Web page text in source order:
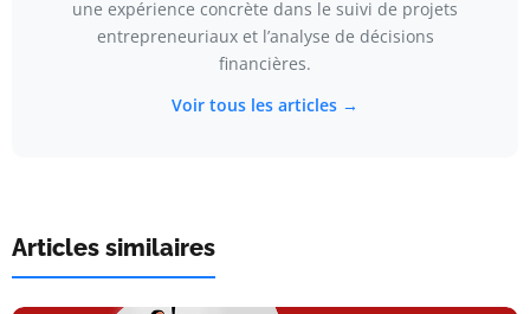
une expérience concrète dans le suivi de projets
entrepreneuriaux et l’analyse de décisions
financières.
Voir tous les articles →
Articles similaires